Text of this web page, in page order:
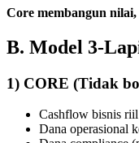
Core membangun
B. Model 3-
1) CORE (Tidak
Cashflow bisnis
Dana operasional